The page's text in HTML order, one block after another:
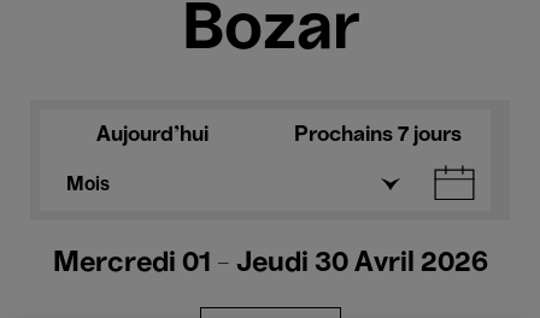
Bozar
Aujourd'hui Prochains 7 jours
Mois
Mercredi 01 - Jeudi 30 Avril 2026